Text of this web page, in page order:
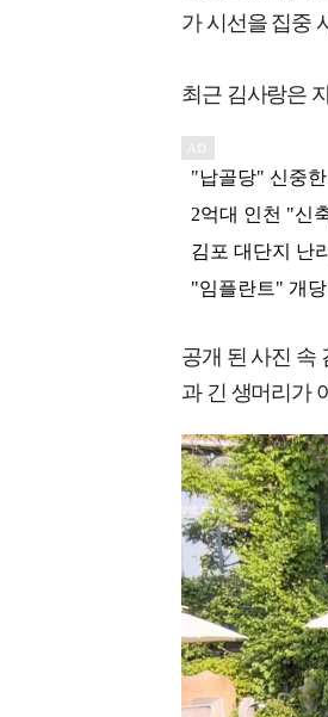
가 시선을 집중
최근 김사랑은
공개 된 사진 속
과 긴 생머리가